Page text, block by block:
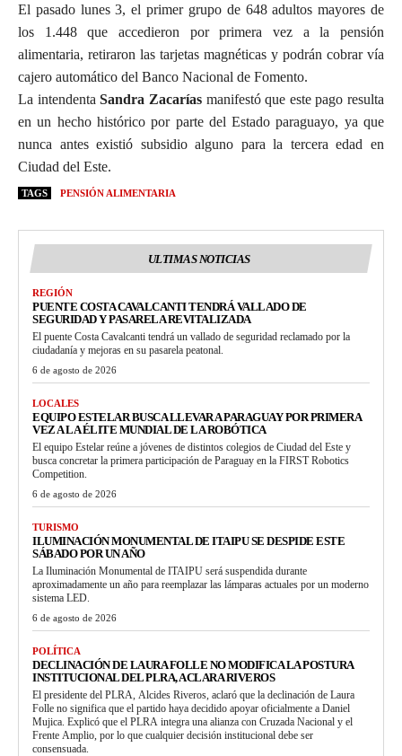
El pasado lunes 3, el primer grupo de 648 adultos mayores de
los 1.448 que accedieron por primera vez a la pensión
alimentaria, retiraron las tarjetas magnéticas y podrán cobrar vía
cajero automático del Banco Nacional de Fomento.
La intendentaSandra Zacaríasmanifestó que este pago resulta
en un hecho histórico por parte del Estado paraguayo, ya que
nunca antes existió subsidio alguno para la tercera edad en
Ciudad del Este.
TAGS PENSIÓN ALIMENTARIA
ULTIMAS NOTICIAS
REGIÓN
PUENTE COSTA CAVALCANTI TENDRÁ VALLADO DE
SEGURIDAD Y PASARELA REVITALIZADA
El puente Costa Cavalcanti tendrá un vallado de seguridad reclamado por la
ciudadanía y mejoras en su pasarela peatonal.
6 de agosto de 2026
LOCALES
EQUIPO ESTELAR BUSCA LLEVAR A PARAGUAY POR PRIMERA
VEZ A LA ÉLITE MUNDIAL DE LA ROBÓTICA
El equipo Estelar reúne a jóvenes de distintos colegios de Ciudad del Este y
busca concretar la primera participación de Paraguay en la FIRST Robotics
Competition.
6 de agosto de 2026
TURISMO
ILUMINACIÓN MONUMENTAL DE ITAIPU SE DESPIDE ESTE
SÁBADO POR UN AÑO
La Iluminación Monumental de ITAIPU será suspendida durante
aproximadamente un año para reemplazar las lámparas actuales por un moderno
sistema LED.
6 de agosto de 2026
POLÍTICA
DECLINACIÓN DE LAURA FOLLE NO MODIFICA LA POSTURA
INSTITUCIONAL DEL PLRA, ACLARA RIVEROS
El presidente del PLRA, Alcides Riveros, aclaró que la declinación de Laura
Folle no significa que el partido haya decidido apoyar oficialmente a Daniel
Mujica. Explicó que el PLRA integra una alianza con Cruzada Nacional y el
Frente Amplio, por lo que cualquier decisión institucional debe ser
consensuada.